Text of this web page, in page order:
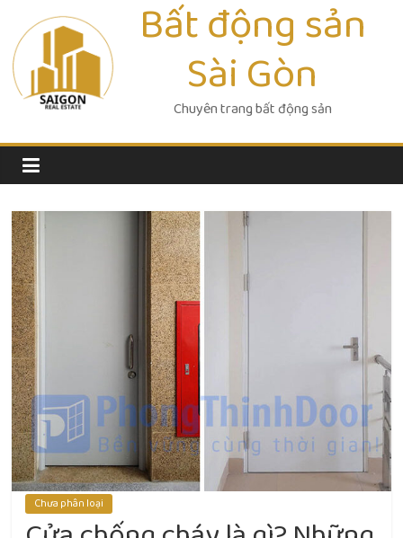
content
Bất động sản
Sài Gòn
Chuyên trang bất động sản
Chưa phân loại